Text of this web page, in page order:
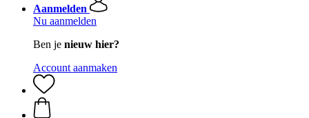
Aanmelden
Nu aanmelden
Ben je nieuw hier?
Account aanmaken